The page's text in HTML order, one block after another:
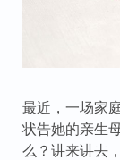
最近，一场家
状告她的亲生
么？讲来讲去